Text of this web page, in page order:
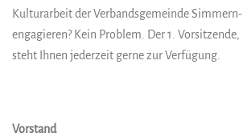
Kulturarbeit der Verbandsgemeinde
engagieren? Kein Problem. Der 1. Vorsitzende,
steht Ihnen jederzeit gerne zur Verfügung.
Vorstand